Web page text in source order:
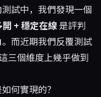
試中，我們發現一個
+ 穩定在線是評判
而近期我們反覆測試
三個維度上幾乎做到
何實現的？